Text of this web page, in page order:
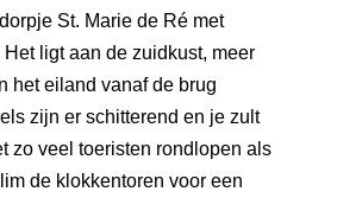
St. Marie de Ré met
ligt aan de zuidkust, meer
het eiland vanaf de brug
zijn er schitterend en je zult
zo veel toeristen rondlopen als
de klokkentoren voor een